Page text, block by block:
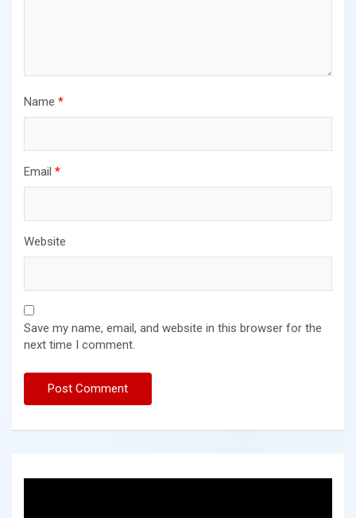
Name *
Email *
Website
Save my name, email, and website in this browser for the
next time I comment.